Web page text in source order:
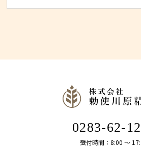
0283-62-
受付時間：8:00 〜